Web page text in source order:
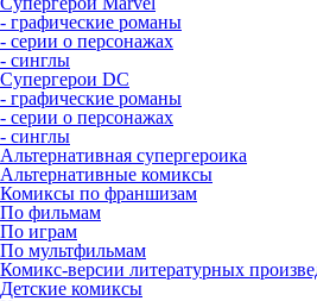
- графические романы
- серии о персонажах
- синглы
Супергерои DC
- графические романы
- серии о персонажах
- синглы
Альтернативная супергероика
Альтернативные комиксы
Комиксы по франшизам
По фильмам
По играм
По мультфильмам
Комикс-версии литературных
Детские комиксы